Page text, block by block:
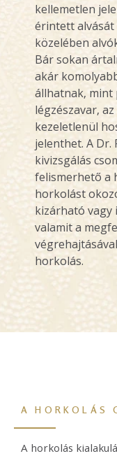
kellemetlen
érintett alvását
közelében
Bár sokan
akár
állhatnak, mint
légzészavar,
kezeletlenül
jelenthet. A
kivizsgálás
felismerhető a
horkolást
kizárható vagy
valamit a
végrehajtásával
horkolás.
A HORKOLÁS
A horkolás